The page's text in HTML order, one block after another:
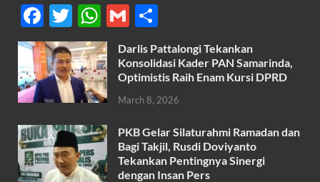
F
ac
e
b
o
o
k
T
w
itt
er
W
h
at
s
A
p
p
G
m
ail
h
ar
e
Darlis Pattalongi Tekankan
Konsolidasi Kader PAN Samarinda,
Optimistis Raih Enam Kursi DPRD
March 8, 2026
PKB Gelar Silaturahmi Ramadan dan
Bagi Takjil, Rusdi Doviyanto
Tekankan Pentingnya Sinergi
dengan Insan Pers